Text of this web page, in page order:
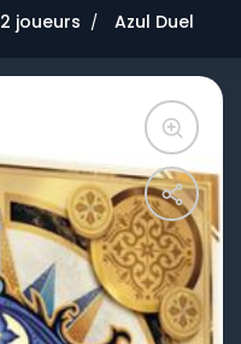
2 joueurs Azul Duel